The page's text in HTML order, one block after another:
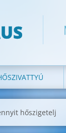
hőszigetelj